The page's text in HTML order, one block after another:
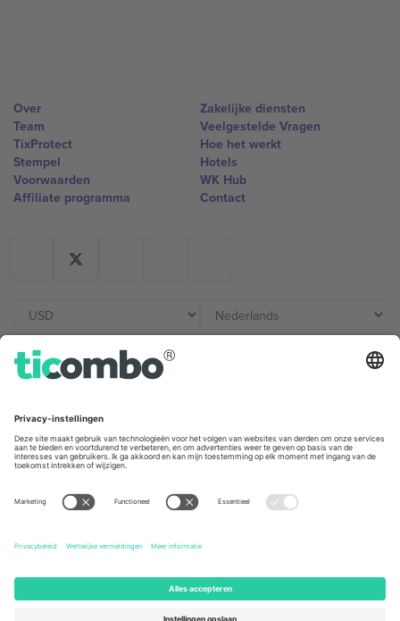
Over
Team
TixProtect
Stempel
Voorwaarden
Affiliate programma
Zakelijke diensten
Veelgestelde Vragen
Hoe het werkt
Hotels
WK Hub
Contact
Kantoren en ondersteuning
Germany
Unter den Linden 24, 10117
Berlin, Germany
167 City Road, London, Greater
London, EC1V 1AW, United
131 Continental Dr, Suite 305,
States